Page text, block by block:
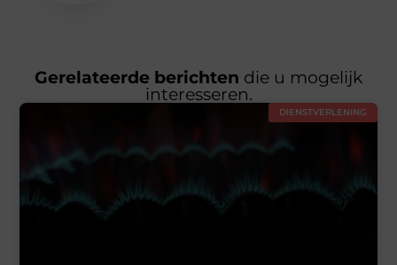
Gerelateerde berichten die u mogelijk
interesseren.
DIENSTVERLENING